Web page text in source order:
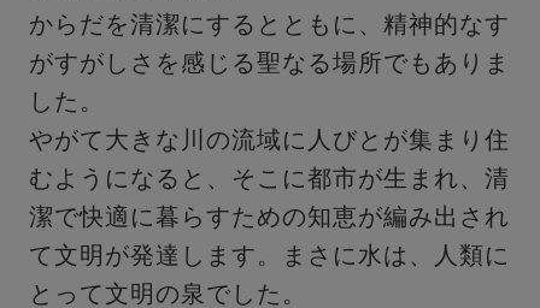
からだを清潔にするとともに、精神的なす
がすがしさを感じる聖なる場所でもありま
した。
やがて大きな川の流域に人びとが集まり住
むようになると、そこに都市が生まれ、清
潔で快適に暮らすための知恵が編み出され
て文明が発達します。まさに水は、人類に
とって文明の泉でした。